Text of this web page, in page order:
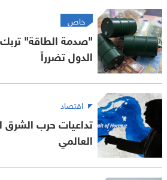
خاص
"صدمة الطاقة" تربك
الدول تضرراً
اقتصاد
تداعيات حرب الشرق
العالمي